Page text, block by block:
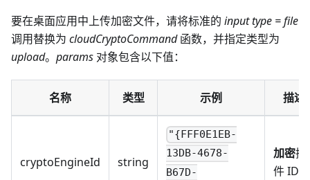
要在桌面应用中上传加密文件，请将标准的 input type = file
调用替换为 cloudCryptoCommand函数，并指定类型为
upload。 params 对象包含以下值：
名称 类型 示例 描述
cryptoEngineId string
"{FFF0E1EB-
13DB-4678-
B67D-
加密插
件 ID。